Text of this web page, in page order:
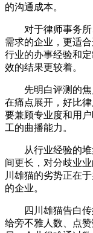
的沟通成本。
对于律师事务所
需求的企业，更适
行业的办事经验和
效的结果更较着。
先明白评测的焦
在痛点展开，好比
要兼顾专业度和用
工的曲播能力。
从行业经验的堆
间更长，对分歧业
川雄猫的劣势正在
的企业。
四川雄猫告白传
给旁不雅人数、点